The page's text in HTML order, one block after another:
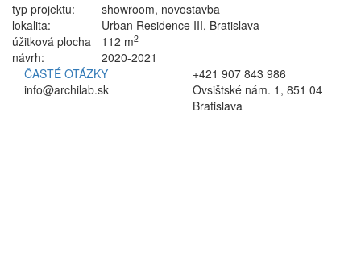
typ projektu:
showroom, novostavba
lokalita:
Urban Residence III, Bratislava
úžitková plocha
112 m2
návrh:
2020-2021
ČASTÉ OTÁZKY
+421 907 843 986
info@archilab.sk
Ovsištské nám. 1, 851 04
Bratislava